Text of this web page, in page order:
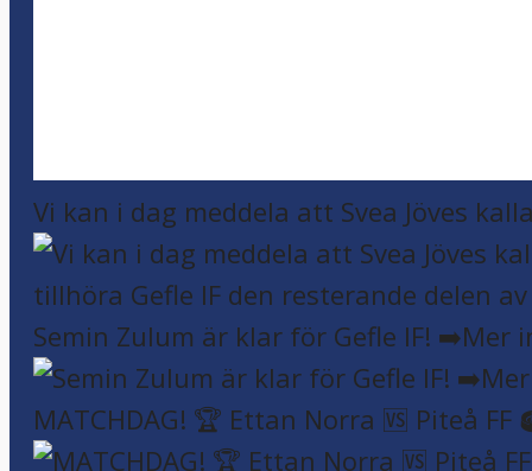
Vi kan i dag meddela att Svea Jöves
Semin Zulum är klar för Gefle IF! ➡️Mer
MATCHDAG! 🏆 Ettan Norra 🆚 Piteå FF